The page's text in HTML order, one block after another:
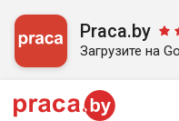
Praca.by
Загрузите на